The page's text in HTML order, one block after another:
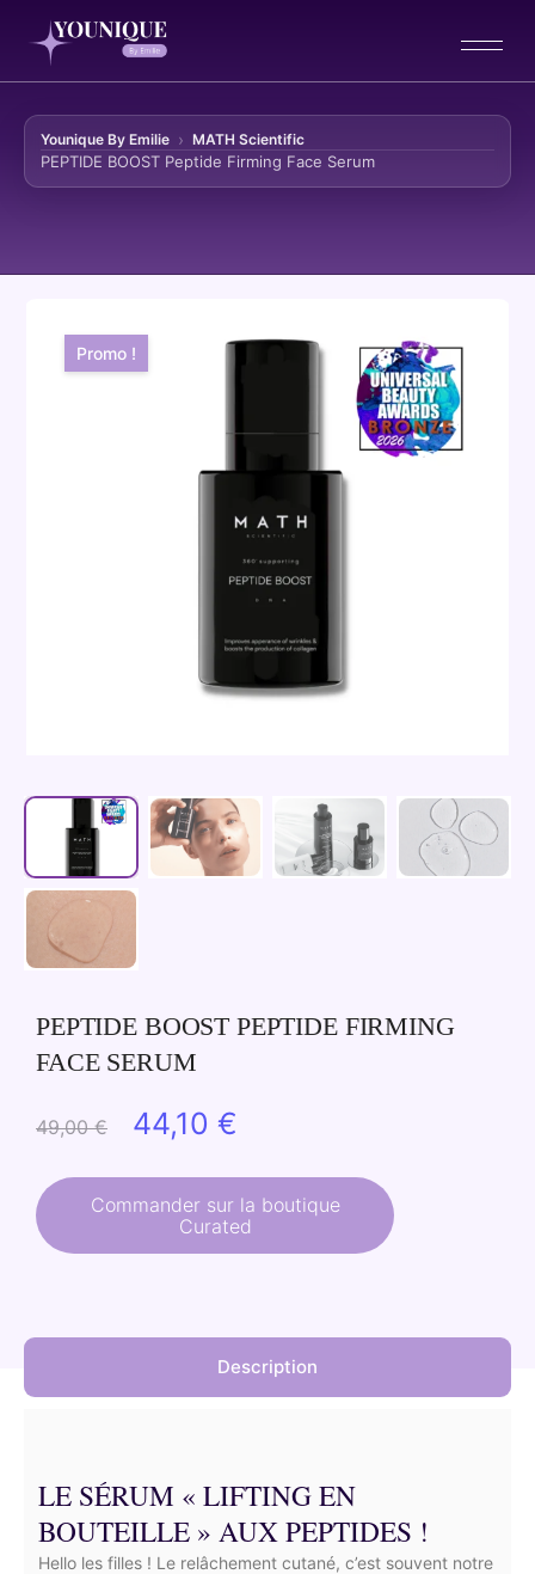
Younique By Emilie MATH Scientific
PEPTIDE BOOST Peptide Firming Face Serum
Aller au contenu
Promo !
PEPTIDE BOOST PEPTIDE FIRMING
FACE SERUM
49,00€
Le
initial
était :
44,10 €
actuel
est :
Commander sur la boutique
Curated
Description
LE SÉRUM « LIFTING EN
BOUTEILLE » AUX PEPTIDES !
Hello les filles ! Le relâchement cutané, c’est souvent notre